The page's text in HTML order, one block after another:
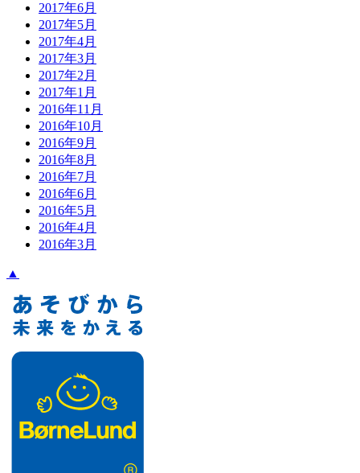
2017年6月
2017年5月
2017年4月
2017年3月
2017年2月
2017年1月
2016年11月
2016年10月
2016年9月
2016年8月
2016年7月
2016年6月
2016年5月
2016年4月
2016年3月
▲